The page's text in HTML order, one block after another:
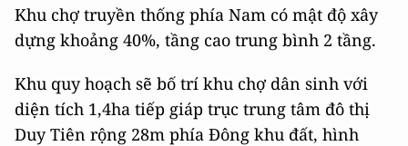
Khu chợ truyền thống phía Nam có mật độ xây
dựng khoảng 40%, tầng cao trung bình 2 tầng.
Khu quy hoạch sẽ bố trí khu chợ dân sinh với
diện tích 1,4ha tiếp giáp trục trung tâm đô thị
Duy Tiên rộng 28m phía Đông khu đất, hình